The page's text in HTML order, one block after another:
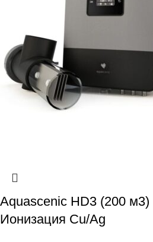
Aquascenic HD3 (200 м3)
Ионизация Cu/Ag